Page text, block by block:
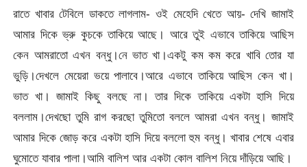
রাতে খাবার টেবিলে ডাকতে লাগলাম- ওই মেহেদি খেতে আয়- দেখি জামাই
আমার দিকে ভ্রু কুচকে তাকিয়ে আছে। আরে তুই এভাবে তাকিয়ে আছিস
কেন আমরাতো এখন বন্ধু।নে ভাত খা।একটু কম কম করে খাবি তোর যা
ভুড়ি।দেখলে মেয়েরা ভয়ে পালাবে।আরে এভাবে তাকিয়ে আছিস কেন খা।
ভাত খা। জামাই কিছু বলছে না। তার দিকে তাকিয়ে একটা হাসি দিয়ে
বললাম।দেখছো তুমি রাগ করছো তুমিতো বললে আমরা এখন বন্ধু। জামাই
আমার দিকে জোড় করে একটা হাসি দিয়ে বললো হুম বন্ধু। খাবার শেষে এবার
ঘুমোতে যাবার পালা।আমি বালিশ আর একটা কোল বালিশ নিয়ে দাঁড়িয়ে আছি।